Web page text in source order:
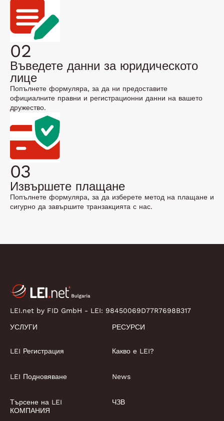
02
Въведете данни за юридическото
лице
Попълнете формуляра, за да ни предоставите
официалните правни и регистрационни данни на вашето
дружество.
03
Извършете плащане
Попълнете формуляра, за да изберете метод на плащане и
сигурно да завършите транзакцията с нас.
LEI.net by FID GmbH - LEI: 98450069D77R7698B317
УСЛУГИ
LEI Регистрация
LEI Подновяване
Търсене на LEI
РЕСУРСИ
Какво е LEI?
News
ЧЗВ
КОМПАНИЯ